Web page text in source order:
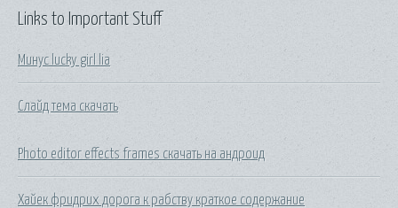
Links to Important Stuff
Минус lucky girl lia
Слайд тема скачать
Photo editor effects frames скачать на андроид
Хайек фридрих дорога к рабству краткое содержание